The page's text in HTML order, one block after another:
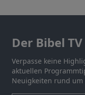
Der Bibel
Verpasse keine
aktuellen
Neuigkeiten rund um